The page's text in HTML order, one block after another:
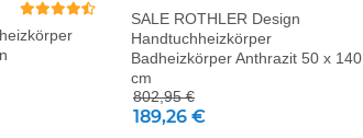
SALE ROTHLER Design
Handtuchheizkörper
Badheizkörper Anthrazit 50 x 140
cm
802,95 €
189,26 €